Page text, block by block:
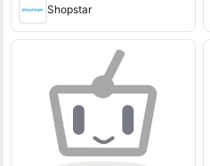
Shopstar